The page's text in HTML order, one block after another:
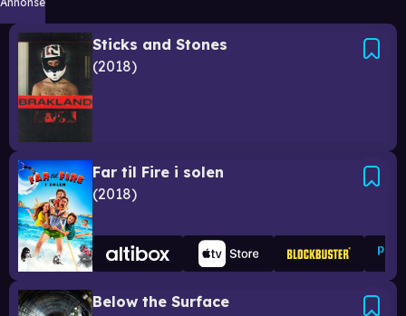
Sticks and Stones
2018
Far til Fire i solen
2018
Below the Surface